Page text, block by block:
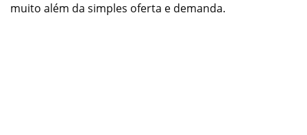
muito além da simples oferta e demanda.